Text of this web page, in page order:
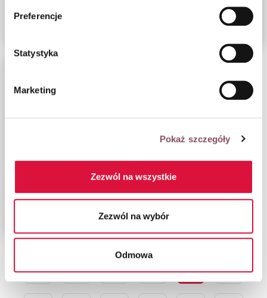
Polityce
prywatności.
Preferencje
Statystyka
Marketing
Pokaż szczegóły
Zezwól na wszystkie
Zezwól na wybór
Odmowa
ciasto drożdżowe?
podkładki króliczki DIY
DIY
farbować pisanki na
1 2 3 4 5 6